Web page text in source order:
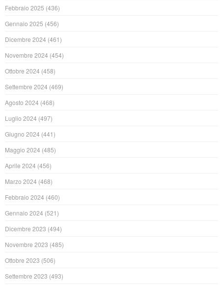
Febbraio 2025 (436)
Gennaio 2025 (456)
Dicembre 2024 (461)
Novembre 2024 (454)
Ottobre 2024 (458)
Settembre 2024 (469)
Agosto 2024 (468)
Luglio 2024 (497)
Giugno 2024 (441)
Maggio 2024 (485)
Aprile 2024 (456)
Marzo 2024 (468)
Febbraio 2024 (460)
Gennaio 2024 (521)
Dicembre 2023 (494)
Novembre 2023 (485)
Ottobre 2023 (506)
Settembre 2023 (493)